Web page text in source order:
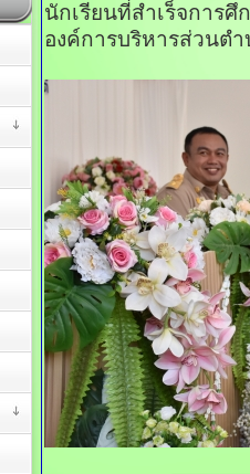
นักเรียนที่สำเร็จการ
องค์การบริหารส่วนต